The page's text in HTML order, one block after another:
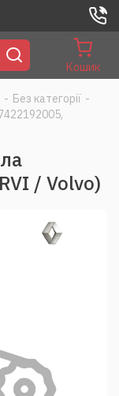
Кошик
- Без категорії -
/ Volvo)